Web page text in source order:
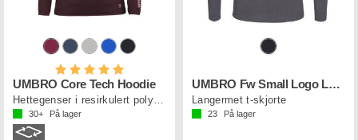
Karakter:
UMBRO Core Tech Hoodie
Hettegenser i resirkulert polyester
30+ På lager
UMBRO Fw Small Logo LS Tee
Langermet t-skjorte
23 På lager